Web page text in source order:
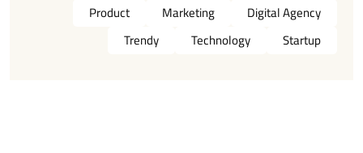
Digital Agency
Marketing
Product
Startup
Technology
Trendy